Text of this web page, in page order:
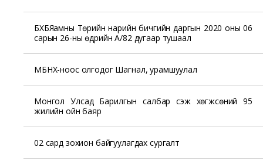
БХБЯамны Төрийн нарийн бичгийн даргын 2020 оны 06
сарын 26-ны өдрийн А/82 дугаар тушаал
МБНХ-ноос олгодог Шагнал, урамшуулал
Монгол Улсад Барилгын салбар үүсэж хөгжсөний 95
жилийн ойн баяр
02 сард зохион байгуулагдах сургалт